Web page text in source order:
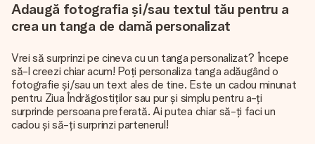
Adaugă fotografia și/sau textul tău pentru a
crea un tanga de damă personalizat
Vrei să surprinzi pe cineva cu un tanga personalizat? Începe
să-l creezi chiar acum! Poți personaliza tanga adăugând o
fotografie și/sau un text ales de tine. Este un cadou minunat
pentru Ziua Îndrăgostiților sau pur și simplu pentru a-ți
surprinde persoana preferată. Ai putea chiar să-ți faci un
cadou și să-ți surprinzi partenerul!